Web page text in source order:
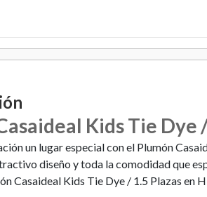
Kids Tie Dye
un lugar especial con el Plumón
diseño y toda la comodidad que
Casaideal Kids Tie Dye / 1.5 Plazas en